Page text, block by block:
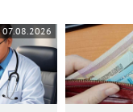
07.08.2026